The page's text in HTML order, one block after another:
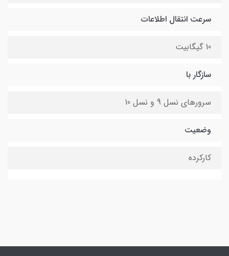
سرعت انتقال اطلاعات
10 گیگابیت
سازگار با
سرورهای نسل 9 و نسل 10
وضعیت
کارکرده